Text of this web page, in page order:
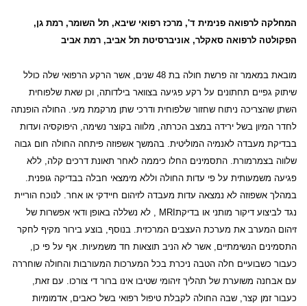
המחלקה לרפואה פנימית ד', מרכז רפואי שיבא, תל השומר, רמת גן,
הפקולטה לרפואה סאקלר, אוניברסיטת תל אביב, רמת אביב
מובאת במאמר זה פרשת חולה בת 48 שנים, אשר הרקע הרפואי שלה כולל
שיתוק גפיים תחתונים על רקע פגיעה בצוואר בילדותה, וכן שאת שלפוחית
השתן שהצריכה ניתוח שחזור שלפוחית ודרכי שתן מרקמת מעי. החולה הופנתה
לחדר המיון בשל ירידה במצב הכרתה, מלווה בקוצר נשימה, היפוקסיה ועדות
בבדיקת מעבדה לאנמיה המוליטית. בהמשך אשפוזה פיתחה החולה חום גבוה
שלווה בצמרמורת. התסמינים החלו כיממה לאחר תאונת דרכים קלה, ללא
פגיעה משמעותית על פי עדות החולה וללא מימצאי חבלה בבדיקה גופנית.
במהלך אשפוזה לא נמצאה עדות מעבדה לזיהום חיידקי או אחר. לנוכח הוריית
נגד לביצוע דיקור מותני או בדיקת MRI , לא נשללה באופן ודאי אפשרות של
זיהום המערב את מערכת העצבים המרכזית. בנוסף, בוצע בירור מקיף לחקר
התסמינים הנשימתיים, אשר לא הניב תוצאות חד משמעיות. אף על פי כן,
כעבור כשבועיים חלה הטבה ניכרת בכל המערכות המעורבות והחולה שוחררה
עם אבחנה משוערת של תהליך זיהומי שטיבו אינו ברור די צורכו. עם זאת,
כעבור זמן קצר, שבה החולה לקבלת טיפול רפואי בשל כאבים, אדמומיות